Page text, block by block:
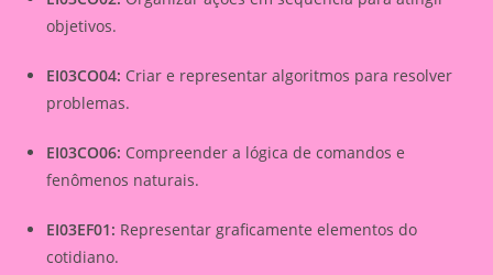
objetivos.
EI03CO04: Criar e representar algoritmos para resolver
problemas.
EI03CO06: Compreender a lógica de comandos e
fenômenos naturais.
EI03EF01: Representar graficamente elementos do
cotidiano.